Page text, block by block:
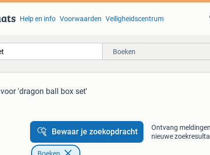
Help en info Voorwaarden Veiligheidscentrum
Boeken
voor 'dragon ball box set'
Bewaar je zoekopdracht
Ontvang
nieuwe